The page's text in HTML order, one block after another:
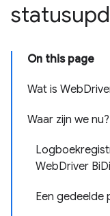
On this page
Wat is
Waar zijn we nu?
WebDriver BiDi
Een gedeelde